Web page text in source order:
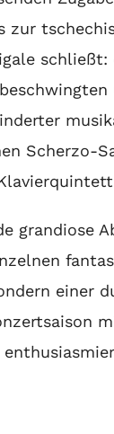
zur
schließt:
Scherzo-
grandiose
einer